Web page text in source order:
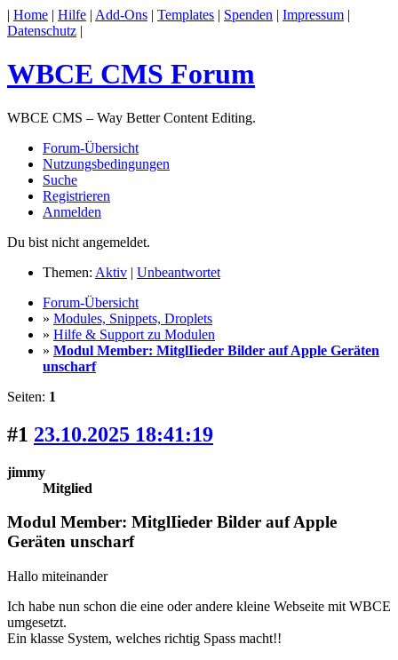
| Home | Hilfe | Add-Ons | Templates | Spenden | Impressum |
Datenschutz |
WBCE CMS Forum
WBCE CMS – Way Better Content Editing.
Forum-Übersicht
Nutzungsbedingungen
Suche
Registrieren
Anmelden
Du bist nicht angemeldet.
Themen: Aktiv | Unbeantwortet
Forum-Übersicht
» Modules, Snippets, Droplets
» Hilfe & Support zu Modulen
» Modul Member: MitglIieder Bilder auf Apple Geräten
unscharf
Seiten: 1
#1 23.10.2025 18:41:19
jimmy
Mitglied
Modul Member: MitglIieder Bilder auf Apple
Geräten unscharf
Hallo miteinander
Ich habe nun schon die eine oder andere kleine Webseite mit WBCE
umgesetzt.
Ein klasse System, welches richtig Spass macht!!